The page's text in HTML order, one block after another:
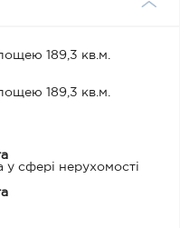
189,3 кв.м.
189,3 кв.м.
у сфері нерухомості